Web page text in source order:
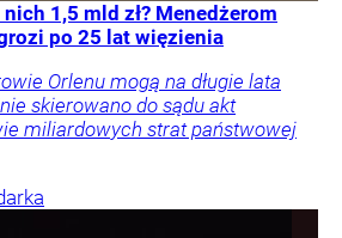
1,5 mld zł? Menedżerom
po 25 lat więzienia
Orlenu mogą na długie lata
skierowano do sądu akt
miliardowych strat państwowej